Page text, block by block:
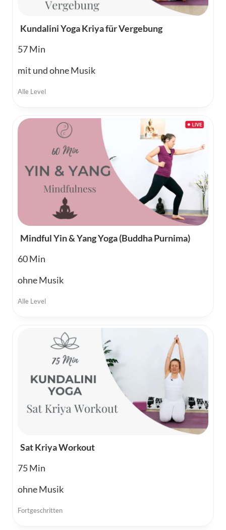
Kundalini Yoga Kriya für Vergebung
57
mit und ohne Musik
Alle Level
Mindful Yin & Yang Yoga (Buddha Purnima)
60
ohne Musik
Alle Level
Sat Kriya Workout
75
ohne Musik
Fortgeschritten